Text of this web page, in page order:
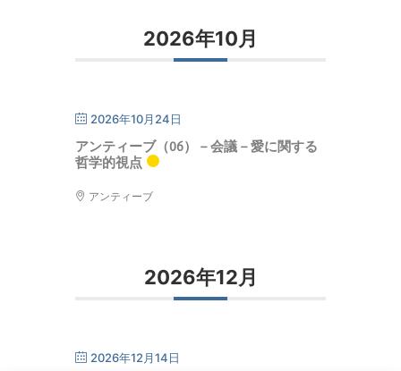
2026年10月
2026年10月24日
アンティーブ（06）－会議－愛に関する
哲学的視点
アンティーブ
2026年12月
2026年12月14日